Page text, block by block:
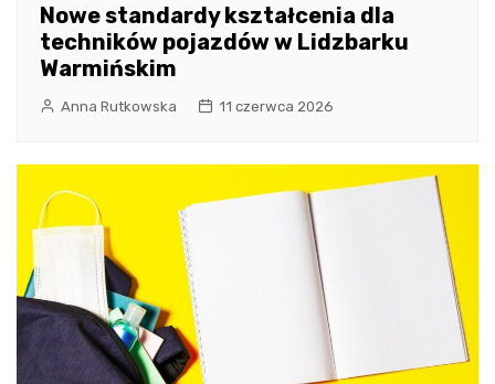
Nowe standardy kształcenia dla
techników pojazdów w Lidzbarku
Warmińskim
Anna Rutkowska 11 czerwca 2026